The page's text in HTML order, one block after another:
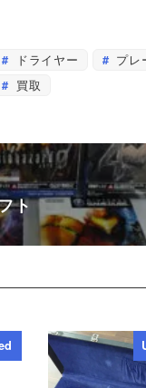
ドライヤー プレ
買取
ト